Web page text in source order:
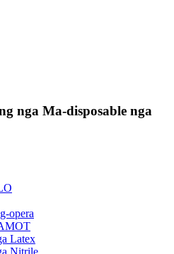
nga Ma-disposable nga
opera
Latex
Nitrile